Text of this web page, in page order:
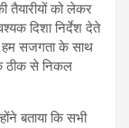
तैयारीयों को लेकर
दिशा निर्देश देते
हम सजगता के साथ
ठीक से निकल
बताया कि सभी